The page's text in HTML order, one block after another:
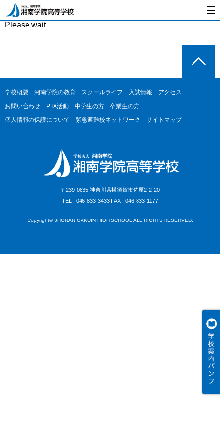
Please wait...
学校概要 湘南学院の教育 スクールライフ 入試情報
アクセス
お問い合わせ
PTA活動 中学生の方
卒業生の方
個人情報の保護について
緊急避難校ネットワーク サイトマップ
〒239-0835 神奈川県横須賀市佐原2-2-20
TEL : 046-833-3433 FAX : 046-833-1177
Copyright© SHONAN GAKUIN HIGH SCHOOL ALL RIGHTS RESERVED.